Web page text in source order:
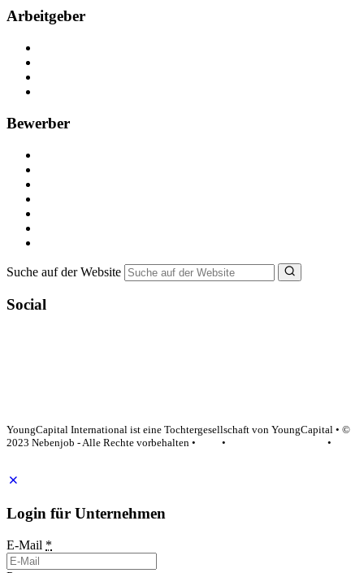
Arbeitgeber
Bewerber
Suche auf der Website
Social
YoungCapital International ist eine Tochtergesellschaft von YoungCapital • ©
2023 Nebenjob - Alle Rechte vorbehalten •
•
•
Login für Unternehmen
E-Mail *